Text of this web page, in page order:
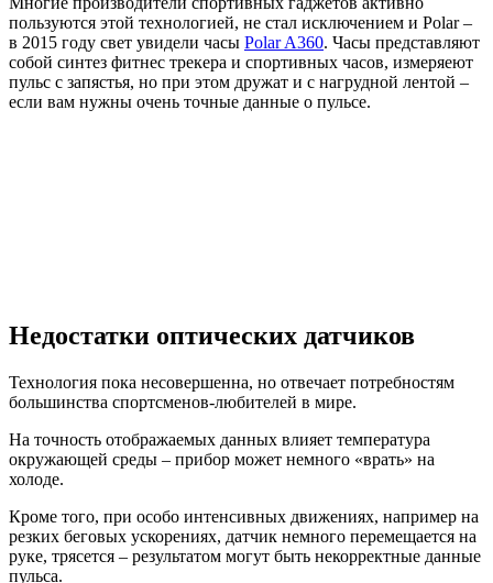
пользуются этой технологией, не стал исключением и Polar –
в 2015 году свет увидели часы Polar A360. Часы представляют
собой синтез фитнес трекера и спортивных часов, измеряеют
пульс с запястья, но при этом дружат и с нагрудной лентой –
если вам нужны очень точные данные о пульсе.
Недостатки оптических датчиков
Технология пока несовершенна, но отвечает потребностям
большинства спортсменов-любителей в мире.
На точность отображаемых данных влияет температура
окружающей среды – прибор может немного «врать» на
холоде.
Кроме того, при особо интенсивных движениях, например на
резких беговых ускорениях, датчик немного перемещается на
руке, трясется – результатом могут быть некорректные данные
пульса.